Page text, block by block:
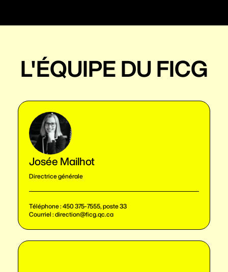
L'ÉQUIPE DU FICG
Josée Mailhot
Directrice générale
Téléphone : 450 375-7555, poste 33
Courriel : direction@ficg.qc.ca